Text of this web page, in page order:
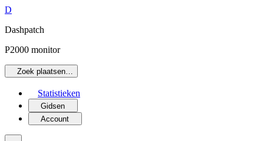
D
Dashpatch
P2000 monitor
Zoek plaatsen…
Statistieken
Gidsen
Account